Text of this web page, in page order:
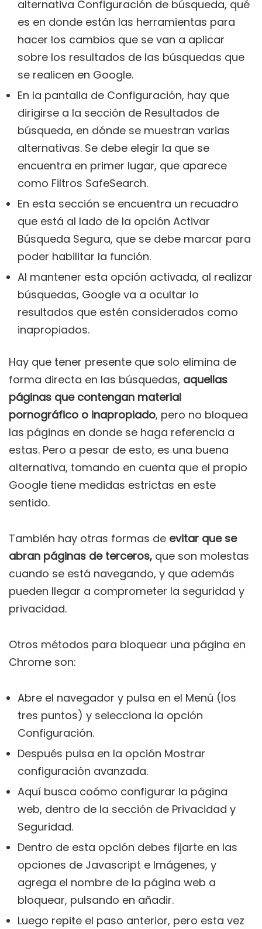
alternativa Configuración de búsqueda, qué
es en donde están las herramientas para
hacer los cambios que se van a aplicar
sobre los resultados de las búsquedas que
se realicen en Google.
En la pantalla de Configuración, hay que
dirigirse a la sección de Resultados de
búsqueda, en dónde se muestran varias
alternativas. Se debe elegir la que se
encuentra en primer lugar, que aparece
como Filtros SafeSearch.
En esta sección se encuentra un recuadro
que está al lado de la opción Activar
Búsqueda Segura, que se debe marcar para
poder habilitar la función.
Al mantener esta opción activada, al realizar
búsquedas, Google va a ocultar lo
resultados que estén considerados como
inapropiados.
Hay que tener presente que solo elimina de
forma directa en las búsquedas, aquellas
páginas que contengan material
pornográfico o inapropiado, pero no bloquea
las páginas en donde se haga referencia a
estas. Pero a pesar de esto, es una buena
alternativa, tomando en cuenta que el propio
Google tiene medidas estrictas en este
sentido.
También hay otras formas de evitar que se
abran páginas de terceros, que son molestas
cuando se está navegando, y que además
pueden llegar a comprometer la seguridad y
privacidad.
Otros métodos para bloquear una página en
Chrome son:
Abre el navegador y pulsa en el Menú (los
tres puntos) y selecciona la opción
Configuración.
Después pulsa en la opción Mostrar
configuración avanzada.
Aquí busca coómo configurar la página
web, dentro de la sección de Privacidad y
Seguridad.
Dentro de esta opción debes fijarte en las
opciones de Javascript e Imágenes, y
agrega el nombre de la página web a
bloquear, pulsando en añadir.
Luego repite el paso anterior, pero esta vez